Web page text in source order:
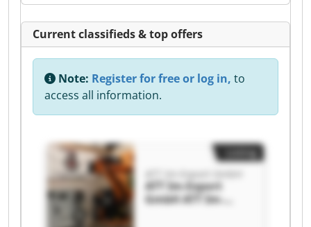
Current classifieds & top offers
Note: Register for free or log in, to
access all information.
ATT Im-Export GmbH
ATT Im-Export
GmbH ATT Im-